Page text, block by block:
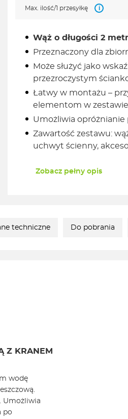
Max. ilość/1 przesyłkę i
Wąż o długości 2
Przeznaczony dla
Może służyć jako
przezroczystym
Łatwy w montażu –
elementom w zestawie
Umożliwia
Zawartość zestawu:
uchwyt ścienny,
Zobacz pełny opis
techniczne Do pobrania
Z KRANEM
wodę
Umożliwia
po